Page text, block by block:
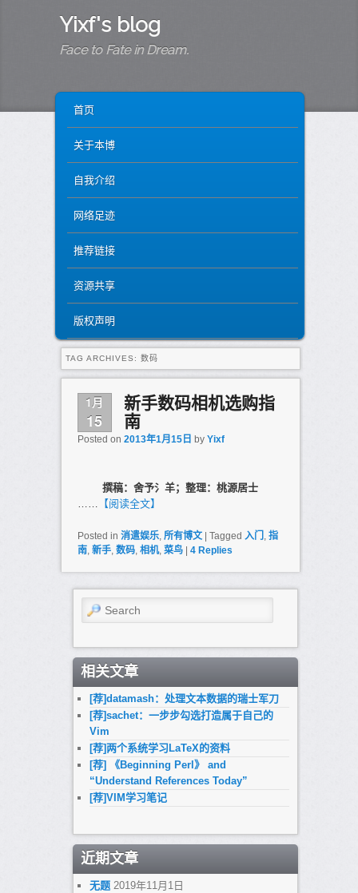
Yixf's blog
Face to Fate in Dream.
SKIP TO PRIMARY CONTENT
SKIP TO SECONDARY CONTENT
首页
关于本博
自我介绍
网络足迹
推荐链接
资源共享
版权声明
TAG ARCHIVES: 数码
1月
15
新手数码相机选购指
南
Posted on 2013年1月15日 by Yixf
撰稿：舍予氵羊；整理：桃源居士
…… 【阅读全文】
Posted in 消遣娱乐, 所有博文 Tagged 入门 , 指
南, 新手, 数码, 相机, 菜鸟 4Replies
Search
相关文章
[荐]datamash：处理文本数据的瑞士军刀
[荐]sachet：一步步勾选打造属于自己的
Vim
[荐]两个系统学习LaTeX的资料
[荐] 《Beginning Perl》 and
“Understand References Today”
[荐]VIM学习笔记
近期文章
无题 2019年11月1日